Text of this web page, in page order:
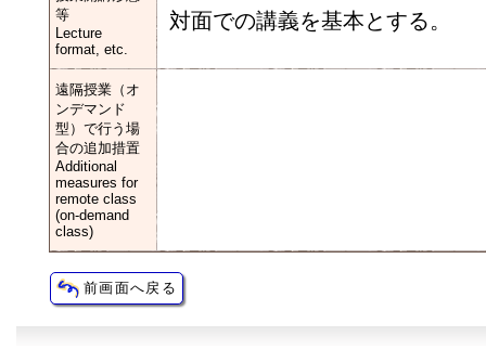
等
Lecture
format, etc.
対面での講義を基本とする。
遠隔授業（オ
ンデマンド
型）で行う場
合の追加措置
Additional
measures for
remote class
(on-demand
class)